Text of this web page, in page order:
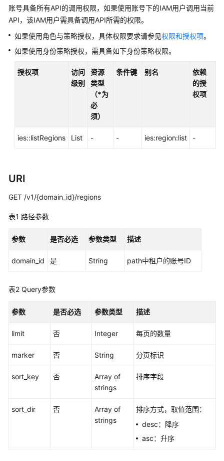
API
参
考
用
概
调
API
销
商
交
账号具备所有API的调用权限，如果使用账号下的IAM用户调用当前
API，该IAM用户需具备调用API所需的权限。
如果使用角色与策略授权，具体权限要求请参见权限和授权项。
如果使用身份策略授权，需具备如下身份策略权限。
授权项
访问
级别
资源
类型
（*为
必
须）
条件键 别名
依赖
的授
权项
ies::listRegions List - - ies:region:list -
URI
GET /v1/{domain_id}/regions
表1 路径参数
参数 是否必选 参数类型 描述
domain_id 是 String path中租户的账号ID
表2 Query参数
参数 是否必选 参数类型 描述
limit 否 Integer 每页的数量
marker 否 String 分页标识
sort_key 否
Array of
strings
排序字段
sort_dir 否
Array of
strings
排序方式，取值范围：
desc：降序
asc：升序